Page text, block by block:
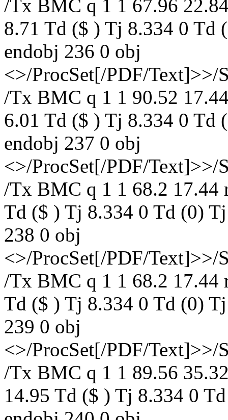
/Tx BMC q 1 1 67.96
8.71 Td ($ ) Tj 8.334 0 Td
endobj 236 0 obj
<>/ProcSet[/PDF/Text]>>/
/Tx BMC q 1 1 90.52
6.01 Td ($ ) Tj 8.334 0 Td
endobj 237 0 obj
<>/ProcSet[/PDF/Text]>>/
/Tx BMC q 1 1 68.2 17.44
Td ($ ) Tj 8.334 0 Td (0)
238 0 obj
<>/ProcSet[/PDF/Text]>>/
/Tx BMC q 1 1 68.2 17.44
Td ($ ) Tj 8.334 0 Td (0)
239 0 obj
<>/ProcSet[/PDF/Text]>>/
/Tx BMC q 1 1 89.56
14.95 Td ($ ) Tj 8.334 0